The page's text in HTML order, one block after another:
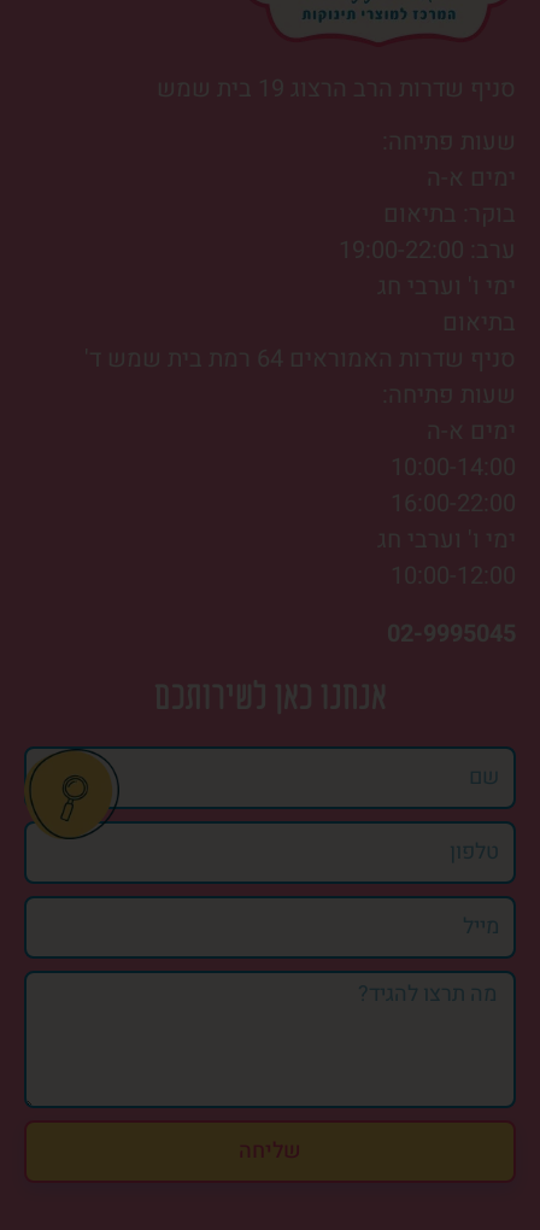
סניף שדרות הרב הרצוג 19 בית שמש
שעות פתיחה:
ימים א-ה
בוקר: בתיאום
ערב: 19:00-22:00
ימי ו' וערבי חג
בתיאום
סניף שדרות האמוראים 64 רמת בית שמש ד'
שעות פתיחה:
ימים א-ה
10:00-14:00
16:00-22:00
ימי ו' וערבי חג
10:00-12:00
02-9995045
אנחנו כאן לשירותכם
שליחה